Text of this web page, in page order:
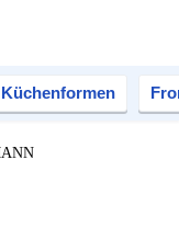
Küchenformen